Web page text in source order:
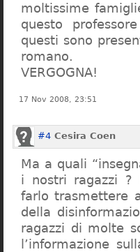
moltissime
questo
questi sono
romano.
VERGOGNA!
17 Nov 2008, 23:51
#4 Cesira Coen
Ma a quali
i nostri ragazzi ?
farlo trasmettere
della
ragazzi di molte
l’informazione